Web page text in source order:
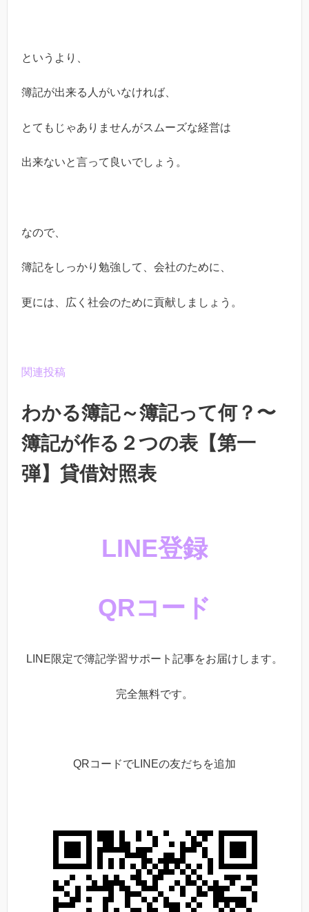
というより、
簿記が出来る人がいなければ、
とてもじゃありませんがスムーズな経営は
出来ないと言って良いでしょう。
なので、
簿記をしっかり勉強して、会社のために、
更には、広く社会のために貢献しましょう。
関連投稿
わかる簿記～簿記って何？〜
簿記が作る２つの表【第一
弾】貸借対照表
LINE登録
QRコード
LINE限定で簿記学習サポート記事をお届けします。
完全無料です。
QRコードでLINEの友だちを追加